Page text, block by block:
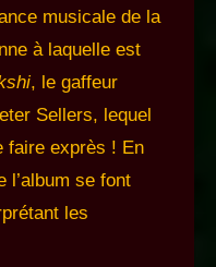
musicale de la
à laquelle est
, le gaffeur
Sellers, lequel
faire exprès ! En
l’album se font
les